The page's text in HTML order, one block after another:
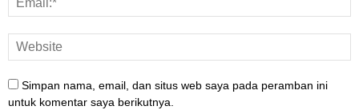
Simpan nama, email, dan situs web saya pada peramban ini
untuk komentar saya berikutnya.